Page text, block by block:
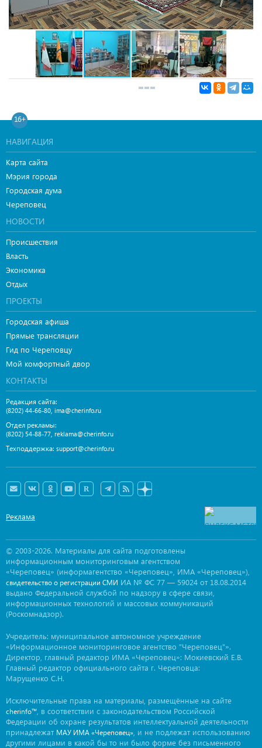
16+
НАВИГАЦИЯ
Карта сайта
Мэрия города
Городская дума
Череповец
НОВОСТИ
Происшествия
Власть
Экономика
Отдых
ПРОЕКТЫ
Городская афиша
Прямые трансляции
Гид по Череповцу
Мой комфортный двор
КОНТАКТЫ
Редакция сайта:
(8202) 44-66-80, ima@cherinfo.ru
Отдел рекламы:
(8202) 54-88-77, reklama@cherinfo.ru
Техподдержка: support@cherinfo.ru
Реклама
© 2003-2026. Материалы для сайта подготовлены
информационным мониторинговым агентством
«Череповец» (информагентство «Череповец», ИМА «Череповец»),
свидетельство о регистрации СМИ ИА № ФС 77 — 59024 от 18.08.2014
выдано Федеральной службой по надзору в сфере связи,
информационных технологий и массовых коммуникаций
(Роскомнадзор).
Учредитель: муниципальное автономное учреждение
«Информационное мониторинговое агентство "Череповец"».
Директор, главный редактор ИМА «Череповец»: Мокиевский Е.В.
Главный редактор официального сайта г. Череповца:
Марущенко С.Н.
Исключительные права на материалы, размещённые на сайте
cherinfo™ , в соответствии с законодательством Российской
Федерации об охране результатов интеллектуальной деятельности
принадлежат МАУ ИМА «Череповец» , и не подлежат использованию
другими лицами в какой бы то ни было форме без письменного